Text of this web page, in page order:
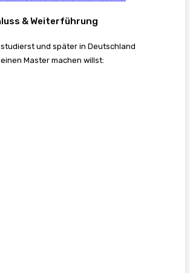
& Weiterführung
studierst und später in Deutschland
Master machen willst: